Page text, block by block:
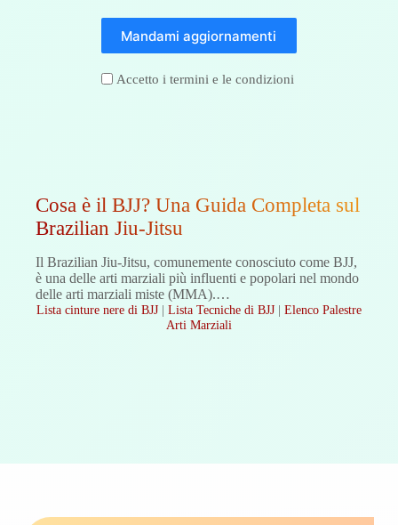
Mandami aggiornamenti
Accetto i termini e le condizioni
Cosa è il BJJ? Una Guida Completa sul
Brazilian Jiu-Jitsu
Il Brazilian Jiu-Jitsu, comunemente conosciuto come BJJ,
è una delle arti marziali più influenti e popolari nel mondo
delle arti marziali miste (MMA).…
Lista cinture nere di BJJ | Lista Tecniche di BJJ| Elenco Palestre
Arti Marziali